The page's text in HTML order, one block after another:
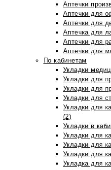
Аптечки
Аптечки для
Аптечки для
Аптечка для
Аптечки для
Аптечки для
По кабинетам
Укладки
Укладки для
Укладки для
Укладки для
Укладки для
(2)
Укладки в
Укладки для
Укладки для
Укладки для
Укладка для